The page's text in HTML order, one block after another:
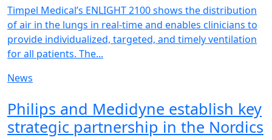
Timpel Medical’s ENLIGHT 2100 shows the distribution
of air in the lungs in real-time and enables clinicians to
provide individualized, targeted, and timely ventilation
for all patients. The...
News
Philips and Medidyne establish key
strategic partnership in the Nordics